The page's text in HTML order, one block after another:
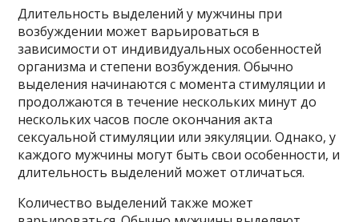
Длительность выделений у мужчины при
возбуждении может варьироваться в
зависимости от индивидуальных особенностей
организма и степени возбуждения. Обычно
выделения начинаются с момента стимуляции и
продолжаются в течение нескольких минут до
нескольких часов после окончания акта
сексуальной стимуляции или эякуляции. Однако, у
каждого мужчины могут быть свои особенности, и
длительность выделений может отличаться.
Количество выделений также может